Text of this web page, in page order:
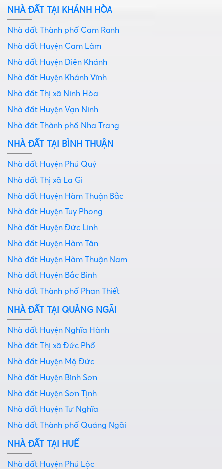
NHÀ ĐẤT TẠI KHÁNH HÒA
Nhà đất Thành phố Cam Ranh
Nhà đất Huyện Cam Lâm
Nhà đất Huyện Diên Khánh
Nhà đất Huyện Khánh Vĩnh
Nhà đất Thị xã Ninh Hòa
Nhà đất Huyện Vạn Ninh
Nhà đất Thành phố Nha Trang
NHÀ ĐẤT TẠI BÌNH THUẬN
Nhà đất Huyện Phú Quý
Nhà đất Thị xã La Gi
Nhà đất Huyện Hàm Thuận Bắc
Nhà đất Huyện Tuy Phong
Nhà đất Huyện Đức Linh
Nhà đất Huyện Hàm Tân
Nhà đất Huyện Hàm Thuận Nam
Nhà đất Huyện Bắc Bình
Nhà đất Thành phố Phan Thiết
NHÀ ĐẤT TẠI QUẢNG NGÃI
Nhà đất Huyện Nghĩa Hành
Nhà đất Thị xã Đức Phổ
Nhà đất Huyện Mộ Đức
Nhà đất Huyện Bình Sơn
Nhà đất Huyện Sơn Tịnh
Nhà đất Huyện Tư Nghĩa
Nhà đất Thành phố Quảng Ngãi
NHÀ ĐẤT TẠI HUẾ
Nhà đất Huyện Phú Lộc